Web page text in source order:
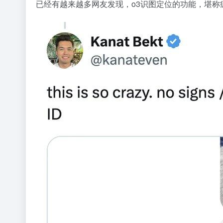
已经有越来越多网友发现，o3识图定位的功能，堪称